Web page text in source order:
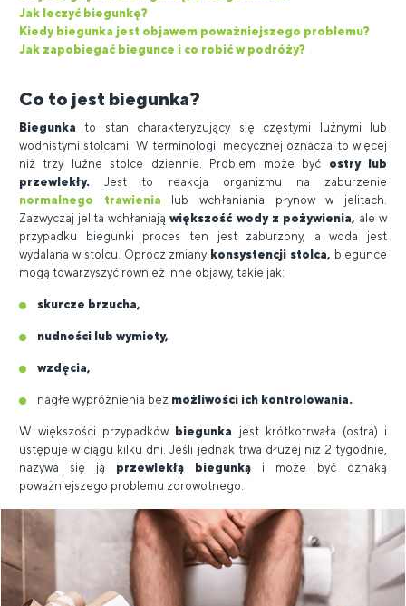
Jak leczyć biegunkę?
Kiedy biegunka jest objawem poważniejszego problemu?
Jak zapobiegać biegunce i co robić w podróży?
Co to jest biegunka?
Biegunka to stan charakteryzujący się częstymi luźnymi lub
wodnistymi stolcami. W terminologii medycznej oznacza to więcej
niż trzy luźne stolce dziennie. Problem może być ostry lub
przewlekły. Jest to reakcja organizmu na zaburzenie
normalnego trawienia lub wchłaniania płynów w jelitach.
Zazwyczaj jelita wchłaniająwiększość wody z pożywienia, ale w
przypadku biegunki proces ten jest zaburzony, a woda jest
wydalana w stolcu. Oprócz zmiany konsystencji stolca, biegunce
mogą towarzyszyć również inne objawy, takie jak:
skurcze brzucha,
nudności lub wymioty,
wzdęcia,
nagłe wypróżnienia bez możliwości ich kontrolowania.
W większości przypadków biegunka jest krótkotrwała (ostra) i
ustępuje w ciągu kilku dni. Jeśli jednak trwa dłużej niż 2 tygodnie,
nazywa się ją przewlekłą biegunką i może być oznaką
poważniejszego problemu zdrowotnego.